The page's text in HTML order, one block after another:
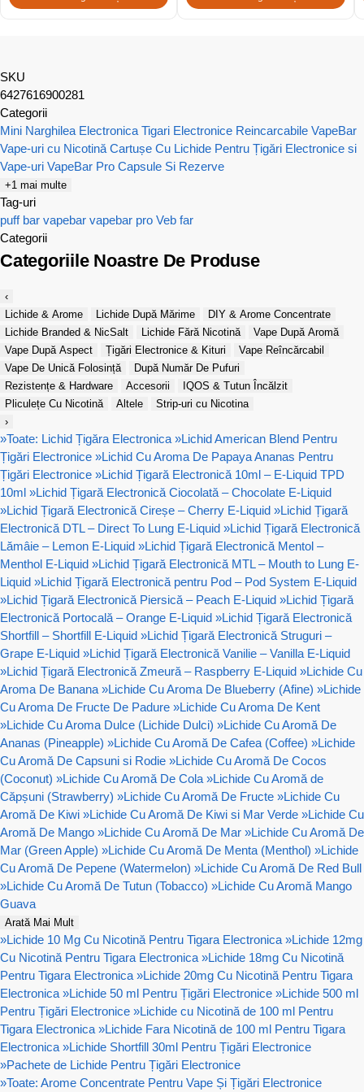
SKU
6427616900281
Categorii
Mini Narghilea Electronica Tigari Electronice Reincarcabile VapeBar
Vape-uri cu Nicotină Cartușe Cu Lichide Pentru Țigări Electronice si
Vape-uri VapeBar Pro Capsule Si Rezerve
+1 mai multe
Tag-uri
puff bar vapebar vapebar pro Veb far
Categorii
Categoriile Noastre De Produse
‹
Lichide & Arome
Lichide După Mărime
DIY & Arome Concentrate
Lichide Branded & NicSalt
Lichide Fără Nicotină
Vape După Aromă
Vape După Aspect
Țigări Electronice & Kituri
Vape Reîncărcabil
Vape De Unică Folosință
După Număr De Pufuri
Rezistențe & Hardware
Accesorii
IQOS & Tutun Încălzit
Pliculețe Cu Nicotină
Altele
Strip-uri cu Nicotina
›
»Toate: Lichid Țigăra Electronica »Lichid American Blend Pentru
Țigări Electronice »Lichid Cu Aroma De Papaya Ananas Pentru
Țigări Electronice »Lichid Țigară Electronică 10ml – E-Liquid TPD
10ml »Lichid Țigară Electronică Ciocolată – Chocolate E-Liquid
»Lichid Țigară Electronică Cireșe – Cherry E-Liquid »Lichid Țigară
Electronică DTL – Direct To Lung E-Liquid »Lichid Țigară Electronică
Lămâie – Lemon E-Liquid »Lichid Țigară Electronică Mentol –
Menthol E-Liquid »Lichid Țigară Electronică MTL – Mouth to Lung E-
Liquid »Lichid Țigară Electronică pentru Pod – Pod System E-Liquid
»Lichid Țigară Electronică Piersică – Peach E-Liquid »Lichid Țigară
Electronică Portocală – Orange E-Liquid »Lichid Țigară Electronică
Shortfill – Shortfill E-Liquid »Lichid Țigară Electronică Struguri –
Grape E-Liquid »Lichid Țigară Electronică Vanilie – Vanilla E-Liquid
»Lichid Țigară Electronică Zmeură – Raspberry E-Liquid »Lichide Cu
Aroma De Banana »Lichide Cu Aroma De Blueberry (Afine) »Lichide
Cu Aroma De Fructe De Padure »Lichide Cu Aroma De Kent
»Lichide Cu Aroma Dulce (Lichide Dulci) »Lichide Cu Aromă De
Ananas (Pineapple) »Lichide Cu Aromă De Cafea (Coffee) »Lichide
Cu Aromă De Capsuni si Rodie »Lichide Cu Aromă De Cocos
(Coconut) »Lichide Cu Aromă De Cola »Lichide Cu Aromă de
Căpșuni (Strawberry) »Lichide Cu Aromă De Fructe »Lichide Cu
Aromă De Kiwi »Lichide Cu Aromă De Kiwi si Mar Verde »Lichide Cu
Aromă De Mango »Lichide Cu Aromă De Mar »Lichide Cu Aromă De
Mar (Green Apple) »Lichide Cu Aromă De Menta (Menthol) »Lichide
Cu Aromă De Pepene (Watermelon) »Lichide Cu Aromă De Red Bull
»Lichide Cu Aromă De Tutun (Tobacco) »Lichide Cu Aromă Mango
Guava
Arată Mai Mult
»Lichide 10 Mg Cu Nicotină Pentru Tigara Electronica »Lichide 12mg
Cu Nicotină Pentru Tigara Electronica »Lichide 18mg Cu Nicotină
Pentru Tigara Electronica »Lichide 20mg Cu Nicotină Pentru Tigara
Electronica »Lichide 50 ml Pentru Țigări Electronice »Lichide 500 ml
Pentru Țigări Electronice »Lichide cu Nicotină de 100 ml Pentru
Tigara Electronica »Lichide Fara Nicotină de 100 ml Pentru Tigara
Electronica »Lichide Shortfill 30ml Pentru Țigări Electronice
»Pachete de Lichide Pentru Țigări Electronice
»Toate: Arome Concentrate Pentru Vape Și Țigări Electronice